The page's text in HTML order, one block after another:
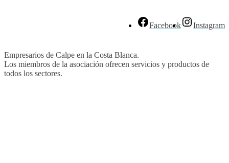
Facebook Instagram
Empresarios de Calpe en la Costa Blanca.
Los miembros de la asociación ofrecen servicios y productos de
todos los sectores.